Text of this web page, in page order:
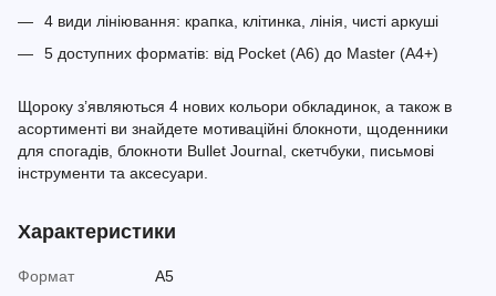
4 види лініювання: крапка, клітинка, лінія, чисті аркуші
5 доступних форматів: від Pocket (A6) до Master (A4+)
Щороку з’являються 4 нових кольори обкладинок, а також в
асортименті ви знайдете мотиваційні блокноти, щоденники
для спогадів, блокноти Bullet Journal, скетчбуки, письмові
інструменти та аксесуари.
Характеристики
Формат
A5